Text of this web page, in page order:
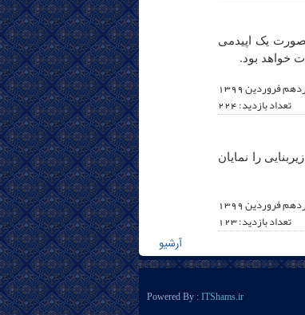
یک اپیدمی
خواهد بود.
فروردين 1399
تعداد بازدید: 224
را نمایان
فروردين 1399
تعداد بازدید: 123
آرشیو
Powered By : ITShams.ir